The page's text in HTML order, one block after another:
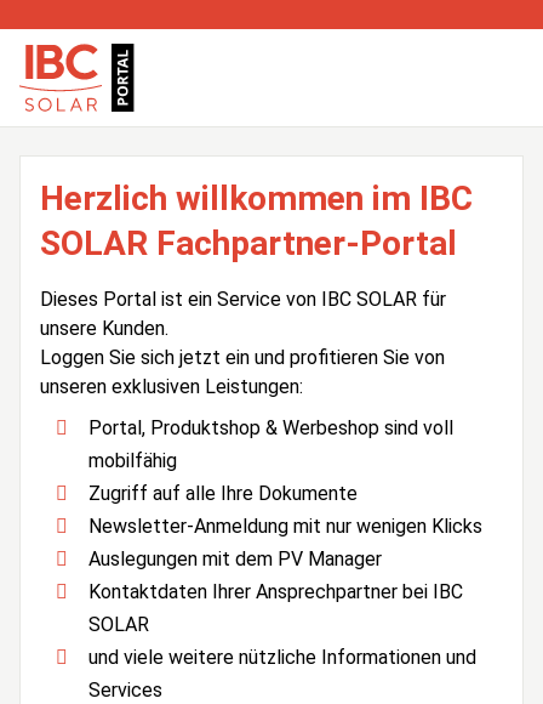
Herzlich willkommen im IBC
SOLAR Fachpartner-Portal
Dieses Portal ist ein Service von IBC SOLAR für
unsere Kunden.
Loggen Sie sich jetzt ein und profitieren Sie von
unseren exklusiven Leistungen:
Portal, Produktshop & Werbeshop sind voll
mobilfähig
Zugriff auf alle Ihre Dokumente
Newsletter-Anmeldung mit nur wenigen Klicks
Auslegungen mit dem PV Manager
Kontaktdaten Ihrer Ansprechpartner bei IBC
SOLAR
und viele weitere nützliche Informationen und
Services